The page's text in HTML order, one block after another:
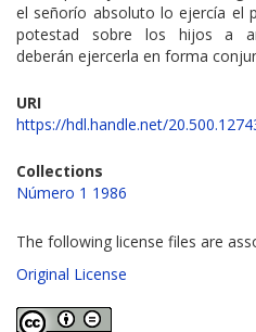
el señorío absoluto lo ejercía el
potestad sobre los hijos a
deberán ejercerla en forma
URI
https://hdl.handle.net/
Collections
Número 1 1986
The following license files are
Original License